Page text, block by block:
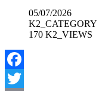
05/07/2026
K2_CATEGORY
170 K2_VIEWS
Facebook